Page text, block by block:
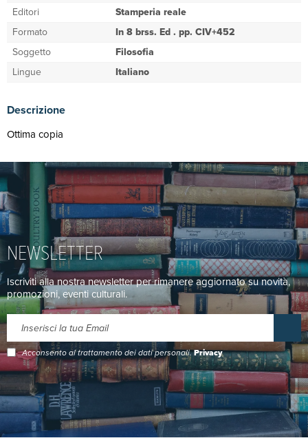
Editori
Stamperia reale
Formato
In 8 brss. Ed . pp. CIV+452
Soggetto
Filosofia
Lingue
Italiano
Descrizione
Ottima copia
NEWSLETTER
Iscriviti alla nostra newsletter per rimanere aggiornato su novità,
promozioni, eventi culturali.
Acconsento al trattamento dei dati personali.Privacy